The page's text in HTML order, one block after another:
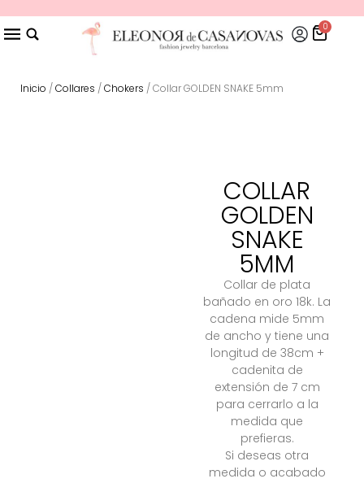
0
Inicio /Collares /Chokers / Collar GOLDEN SNAKE 5mm
COLLAR
GOLDEN
SNAKE
5MM
Collar de plata
bañado en oro 18k. La
cadena mide 5mm
de ancho y tiene una
longitud de 38cm +
cadenita de
extensión de 7 cm
para cerrarlo a la
medida que
prefieras.
Si deseas otra
medida o acabado